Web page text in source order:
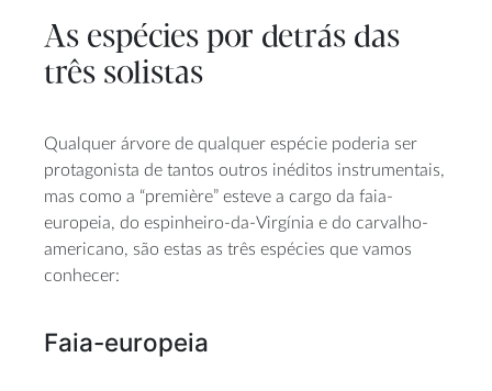
As espécies por detrás das
três solistas
Qualquer árvore de qualquer espécie poderia ser
protagonista de tantos outros inéditos instrumentais,
mas como a “première” esteve a cargo da faia-
europeia, do espinheiro-da-Virgínia e do carvalho-
americano, são estas as três espécies que vamos
conhecer:
Faia-europeia